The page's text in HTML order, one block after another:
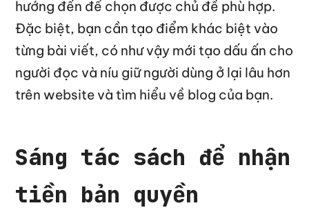
hướng đến để chọn được chủ đề phù hợp.
Đặc biệt, bạn cần tạo điểm khác biệt vào
từng bài viết, có như vậy mới tạo dấu ấn cho
người đọc và níu giữ người dùng ở lại lâu hơn
trên website và tìm hiểu về blog của bạn.
Sáng tác sách để nhận
tiền bản quyền